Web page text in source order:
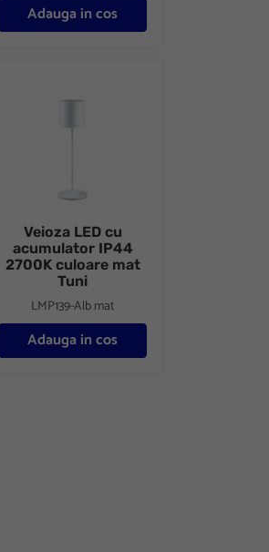
Adauga in cos
Veioza LED cu
acumulator IP44
2700K culoare mat
Tuni
LMP139-Alb mat
Adauga in cos